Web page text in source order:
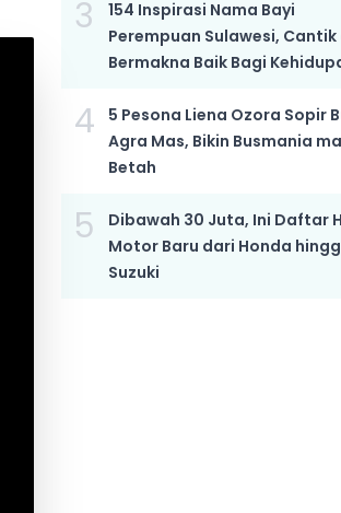
3
154 Inspirasi Nama Bayi
Perempuan Sulawesi, Cantik
Bermakna Baik Bagi
4
5 Pesona Liena Ozora Sopir
Agra Mas, Bikin Busmania
Betah
5
Dibawah 30 Juta, Ini Daftar
Motor Baru dari Honda
Suzuki